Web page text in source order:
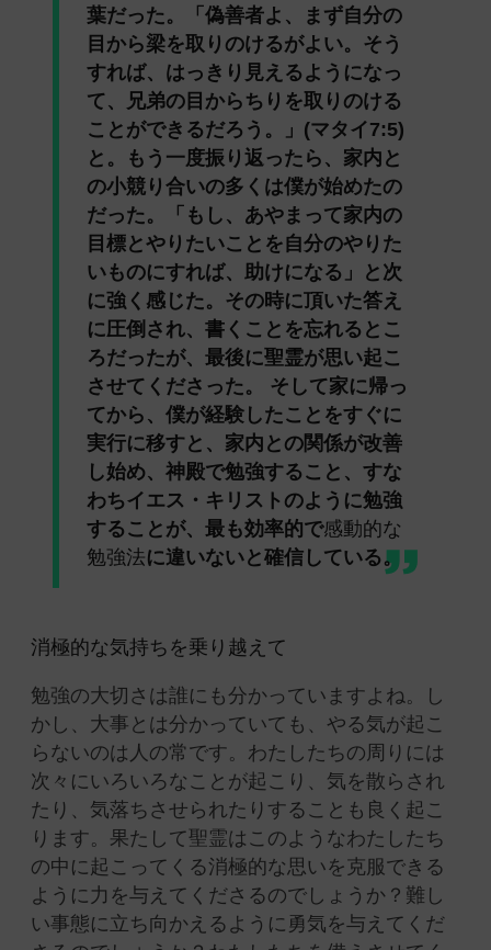
葉だった。「 偽善者よ、まず自分の
目から梁を取りのけるがよい。そう
すれば、はっきり見えるようになっ
て、兄弟の目からちりを取りのける
ことができるだろう。
」(マタイ7:5)
と。もう一度振り返ったら、家内と
の小競り合いの多くは僕が始めたの
だった。「もし、あやまって家内の
目標とやりたいことを自分のやりた
いものにすれば、助けになる」と次
に強く感じた。その時に頂いた答え
に圧倒され、書くことを忘れるとこ
ろだったが、最後に聖霊が思い起こ
させてくださった。 そして家に帰っ
てから、僕が経験したことをすぐに
実行に移すと、家内との関係が改善
し始め、神殿で勉強すること、すな
わちイエス・キリストのように勉強
することが、最も効率的で感動的な
勉強法に違いないと確信している。
消極的な気持ちを乗り越えて
勉強の大切さは誰にも分かっていますよね。し
かし、大事とは分かっていても、やる気が起こ
らないのは人の常です。わたしたちの周りには
次々にいろいろなことが起こり、気を散らされ
たり、気落ちさせられたりすることも良く起こ
ります。果たして聖霊はこのようなわたしたち
の中に起こってくる消極的な思いを克服できる
ように力を与えてくださるのでしょうか？難し
い事態に立ち向かえるように勇気を与えてくだ